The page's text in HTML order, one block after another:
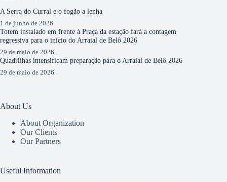
A Serra do Curral e o fogão a lenha
1 de junho de 2026
Totem instalado em frente à Praça da estação fará a contagem
regressiva para o início do Arraial de Belô 2026
29 de maio de 2026
Quadrilhas intensificam preparação para o Arraial de Belô 2026
29 de maio de 2026
About Us
About Organization
Our Clients
Our Partners
Useful Information